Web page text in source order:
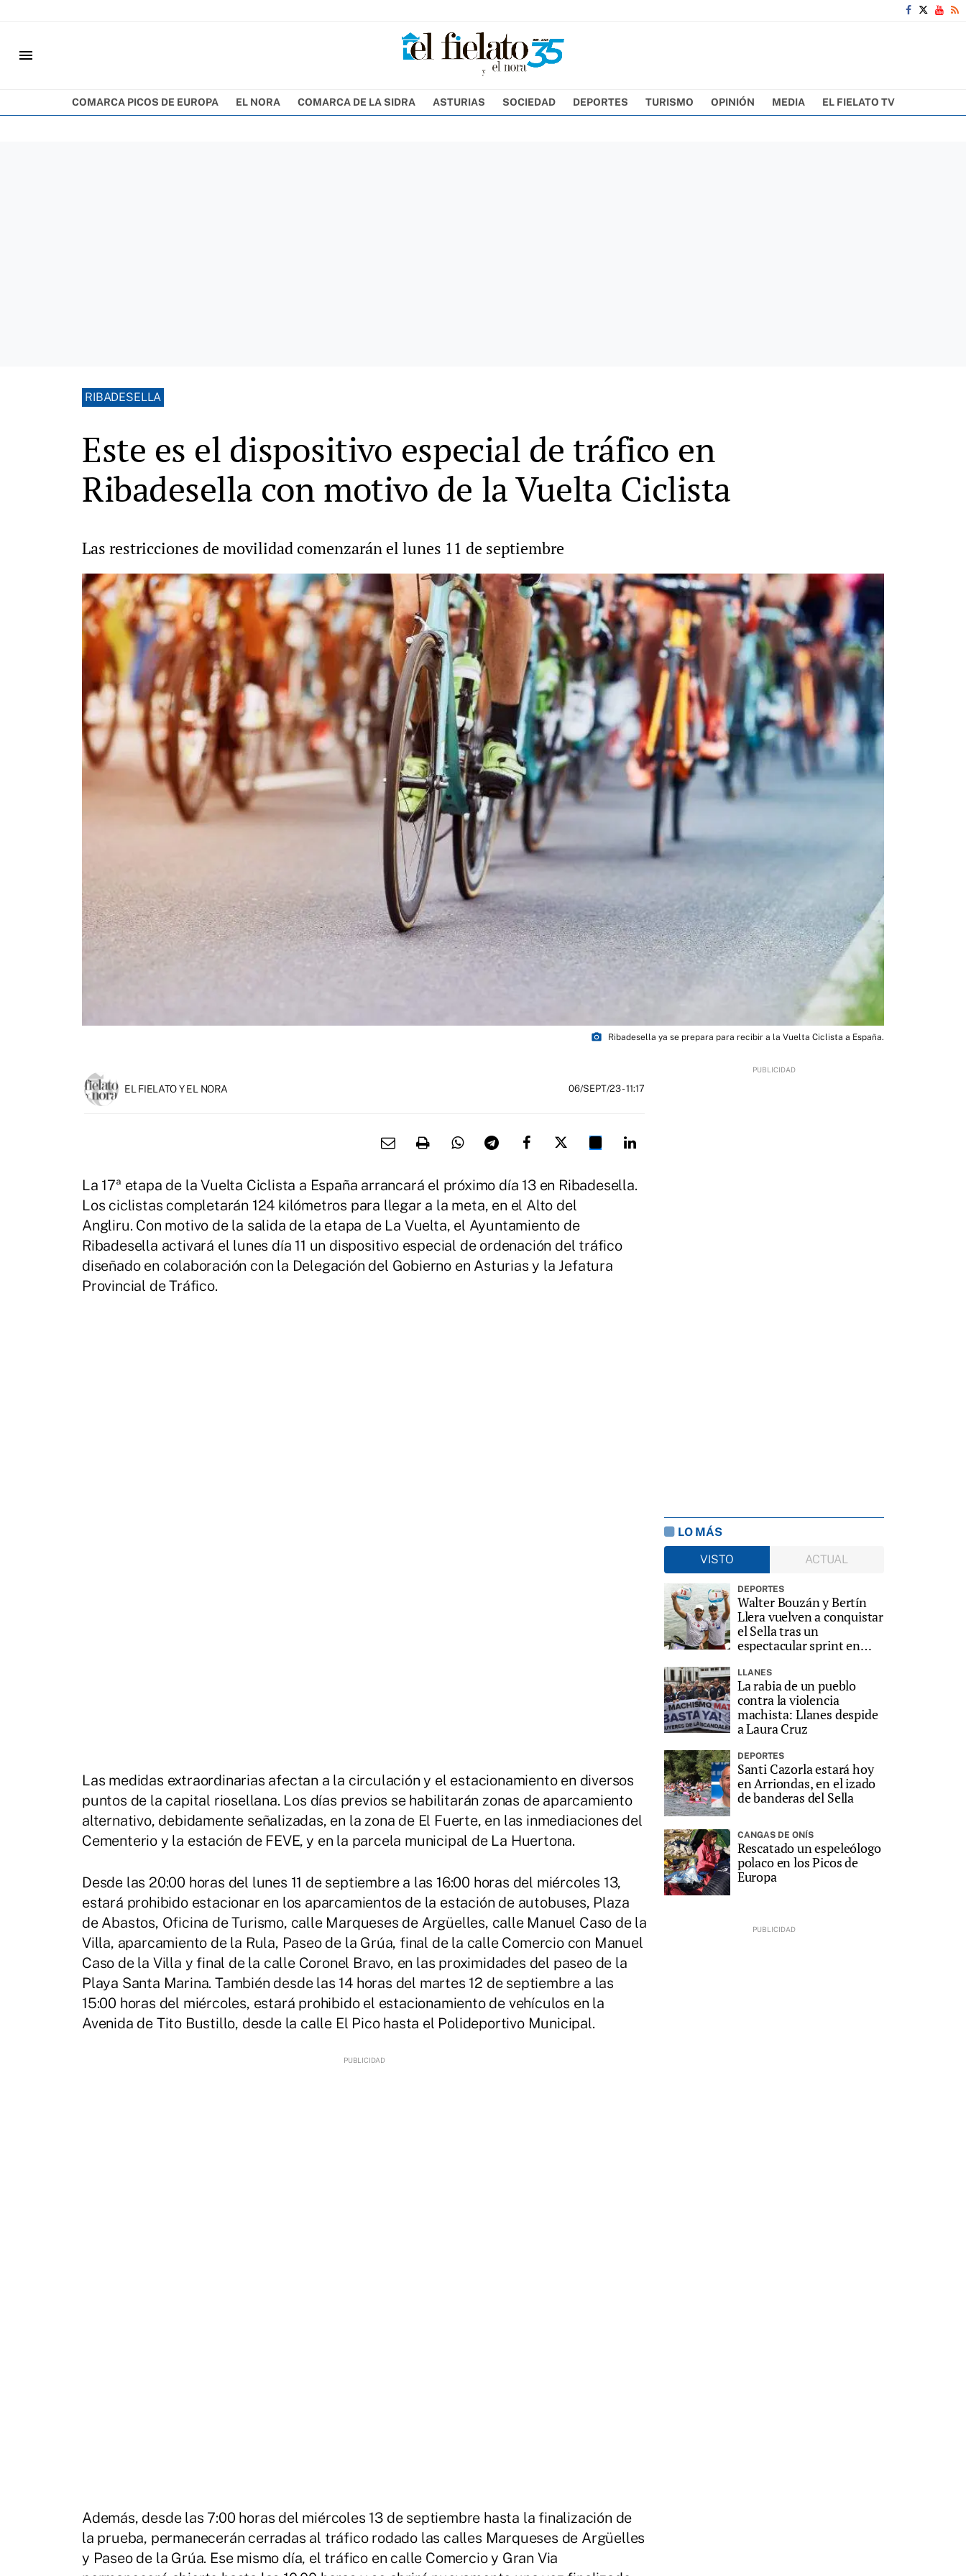
menu
COMARCA PICOS DE EUROPA EL NORA COMARCA DE LA SIDRA ASTURIAS SOCIEDAD DEPORTES TURISMO OPINIÓN MEDIA EL FIELATO TV
RIBADESELLA
Este es el dispositivo especial de tráfico en
Ribadesella con motivo de la Vuelta Ciclista
Las restricciones de movilidad comenzarán el lunes 11 de septiembre
photo_camera Ribadesella ya se prepara para recibir a la Vuelta Ciclista a España.
EL FIELATO Y EL NORA 06/SEPT/23- 11:17
La 17ª etapa de la Vuelta Ciclista a España arrancará el próximo día 13 en Ribadesella.
Los ciclistas completarán 124 kilómetros para llegar a la meta, en el Alto del
Angliru. Con motivo de la salida de la etapa de La Vuelta, el Ayuntamiento de
Ribadesella activará el lunes día 11 un dispositivo especial de ordenación del tráfico
diseñado en colaboración con la Delegación del Gobierno en Asturias y la Jefatura
Provincial de Tráfico.
Las medidas extraordinarias afectan a la circulación y el estacionamiento en diversos
puntos de la capital riosellana. Los días previos se habilitarán zonas de aparcamiento
alternativo, debidamente señalizadas, en la zona de El Fuerte, en las inmediaciones del
Cementerio y la estación de FEVE, y en la parcela municipal de La Huertona.
Desde las 20:00 horas del lunes 11 de septiembre a las 16:00 horas del miércoles 13,
estará prohibido estacionar en los aparcamientos de la estación de autobuses, Plaza
de Abastos, Oficina de Turismo, calle Marqueses de Argüelles, calle Manuel Caso de la
Villa, aparcamiento de la Rula, Paseo de la Grúa, final de la calle Comercio con Manuel
Caso de la Villa y final de la calle Coronel Bravo, en las proximidades del paseo de la
Playa Santa Marina. También desde las 14 horas del martes 12 de septiembre a las
15:00 horas del miércoles, estará prohibido el estacionamiento de vehículos en la
Avenida de Tito Bustillo, desde la calle El Pico hasta el Polideportivo Municipal.
Además, desde las 7:00 horas del miércoles 13 de septiembre hasta la finalización de
la prueba, permanecerán cerradas al tráfico rodado las calles Marqueses de Argüelles
y Paseo de la Grúa. Ese mismo día, el tráfico en calle Comercio y Gran Via
LO MÁS
VISTO
ACTUAL
DEPORTES
Walter Bouzán y Bertín
Llera vuelven a conquistar
el Sella tras un
espectacular sprint en
LLANES
La rabia de un pueblo
contra la violencia
machista: Llanes despide
a Laura Cruz
DEPORTES
Santi Cazorla estará hoy
en Arriondas, en el izado
de banderas del Sella
CANGAS DE ONÍS
Rescatado un espeleólogo
polaco en los Picos de
Europa